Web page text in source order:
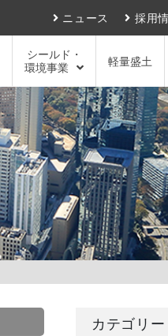
ニュース 採用
シールド・
環境事業
軽量盛土
カテゴリー